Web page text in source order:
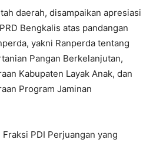
daerah, disampaikan apresiasi
Bengkalis atas pandangan
yakni Ranperda tentang
Pangan Berkelanjutan,
Kabupaten Layak Anak, dan
Program Jaminan
PDI Perjuangan yang